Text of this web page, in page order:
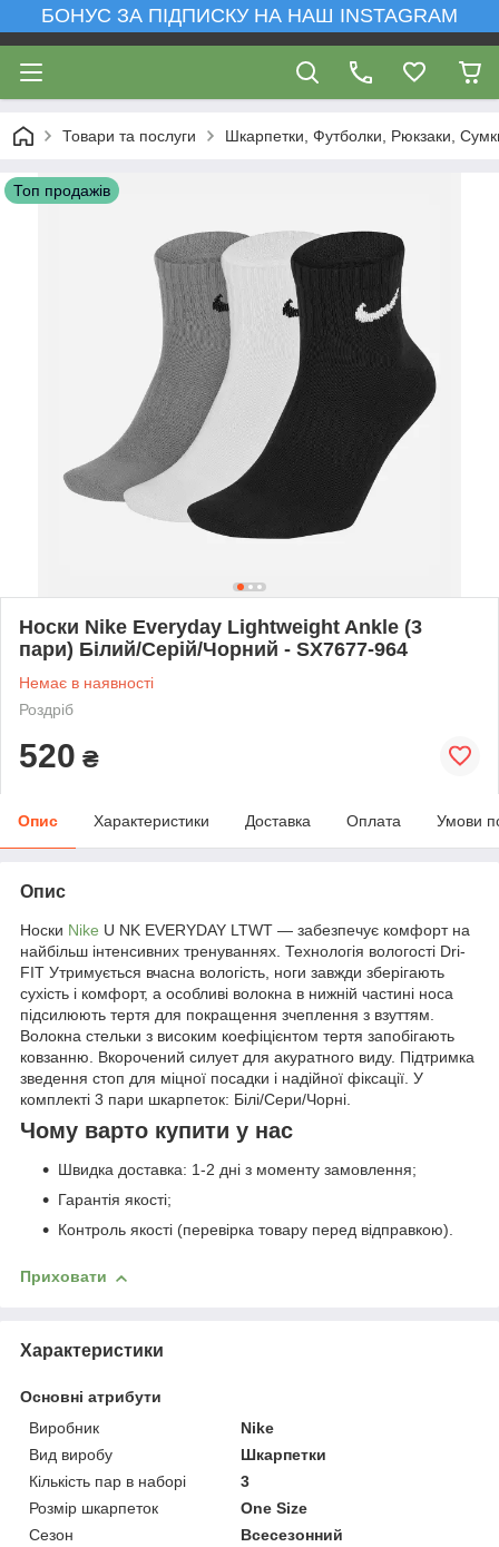
БОНУС ЗА ПІДПИСКУ НА НАШ INSTAGRAM
Товари та послуги Шкарпетки, Футболки, Рюкзаки,
Топ продажів
Носки Nike Everyday Lightweight Ankle (3
пари) Білий/Серій/Чорний - SX7677-964
Немає в наявності
Роздріб
520 ₴
Опис Характеристики Доставка Оплата Умови
Опис
Носки Nike U NK EVERYDAY LTWT — забезпечує комфорт на
найбільш інтенсивних тренуваннях. Технологія вологості Dri-
FIT Утримується вчасна вологість, ноги завжди зберігають
сухість і комфорт, а особливі волокна в нижній частині носа
підсилюють тертя для покращення зчеплення з взуттям.
Волокна стельки з високим коефіцієнтом тертя запобігають
ковзанню. Вкорочений силует для акуратного виду. Підтримка
зведення стоп для міцної посадки і надійної фіксації. У
комплекті 3 пари шкарпеток: Білі/Сери/Чорні.
Чому варто купити у нас
Швидка доставка: 1-2 дні з моменту замовлення;
Гарантія якості;
Контроль якості (перевірка товару перед відправкою).
Приховати
Характеристики
Основні атрибути
Виробник
Nike
Вид виробу
Шкарпетки
Кількість пар в наборі
3
Розмір шкарпеток
One Size
Сезон
Всесезонний